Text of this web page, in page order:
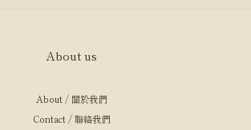
About us
About / 關於我們
Contact / 聯絡我們